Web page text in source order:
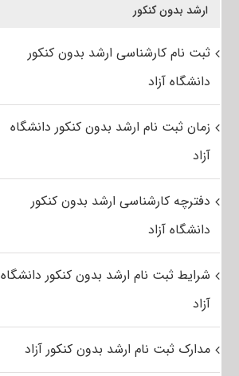
ارشد بدون کنکور
ثبت نام کارشناسی ارشد بدون کنکور
دانشگاه آزاد
زمان ثبت نام ارشد بدون کنکور دانشگاه
آزاد
دفترچه کارشناسی ارشد بدون کنکور
دانشگاه آزاد
شرایط ثبت نام ارشد بدون کنکور دانشگاه
آزاد
مدارک ثبت نام ارشد بدون کنکور آزاد